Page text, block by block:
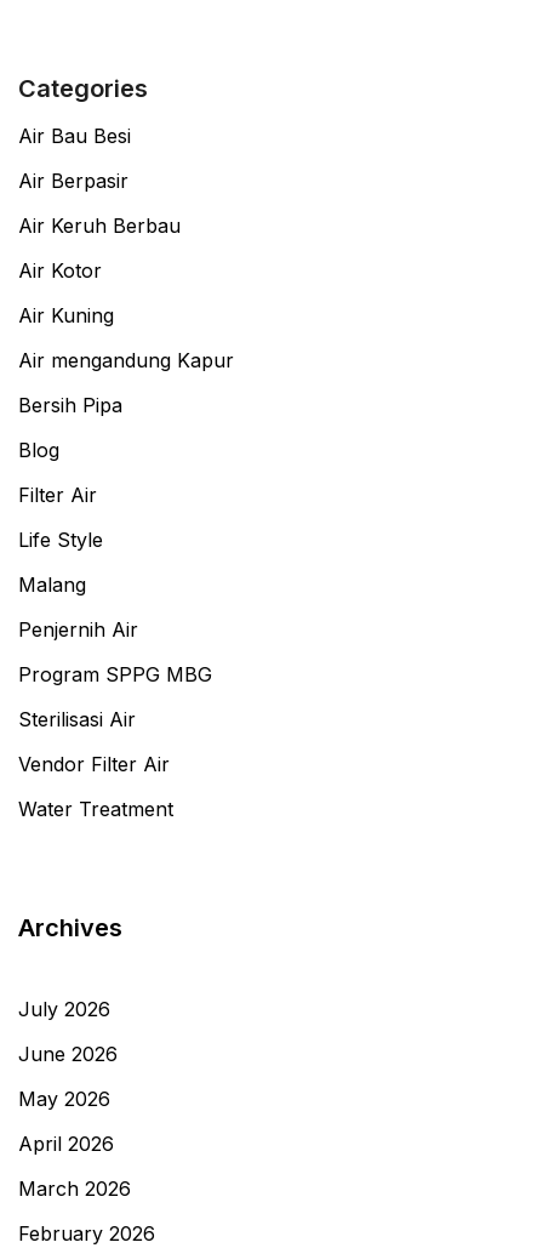
Categories
Air Bau Besi
Air Berpasir
Air Keruh Berbau
Air Kotor
Air Kuning
Air mengandung Kapur
Bersih Pipa
Blog
Filter Air
Life Style
Malang
Penjernih Air
Program SPPG MBG
Sterilisasi Air
Vendor Filter Air
Water Treatment
Archives
July 2026
June 2026
May 2026
April 2026
March 2026
February 2026